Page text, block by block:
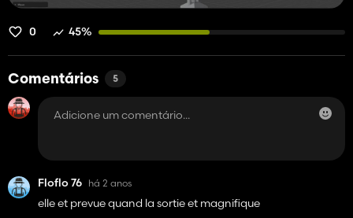
0 45%
Comentários 5
Floflo 76 há 2 anos
elle et prevue quand la sortie et magnifique